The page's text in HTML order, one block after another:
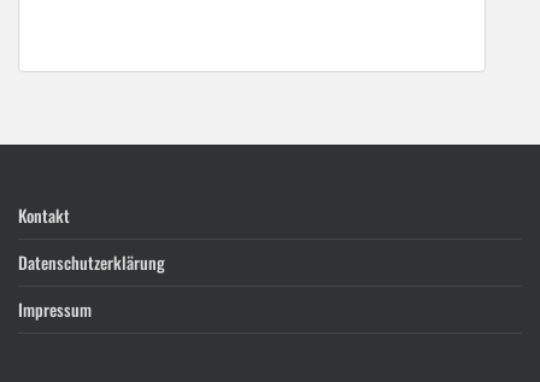
Kontakt
Datenschutzerklärung
Impressum